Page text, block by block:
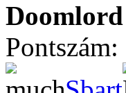
Pontszám: